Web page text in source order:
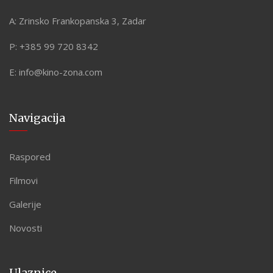
A: Zrinsko Frankopanska 3, Zadar
P: +385 99 720 8342
E: info@kino-zona.com
Navigacija
Raspored
Filmovi
Galerije
Novosti